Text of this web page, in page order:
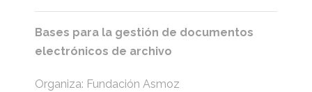
Bases para la gestión de documentos
electrónicos de archivo
Organiza: Fundación Asmoz